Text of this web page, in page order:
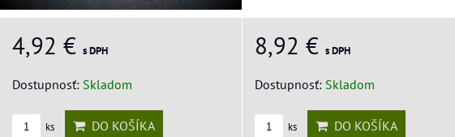
4,92 € s DPH
Dostupnosť: Skladom
ks DO KOŠÍKA
8,92 € s DPH
Dostupnosť: Skladom
ks DO KOŠÍKA